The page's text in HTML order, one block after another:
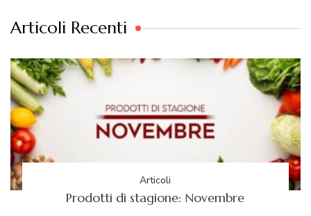
Articoli Recenti
Articoli
Prodotti di stagione: Novembre